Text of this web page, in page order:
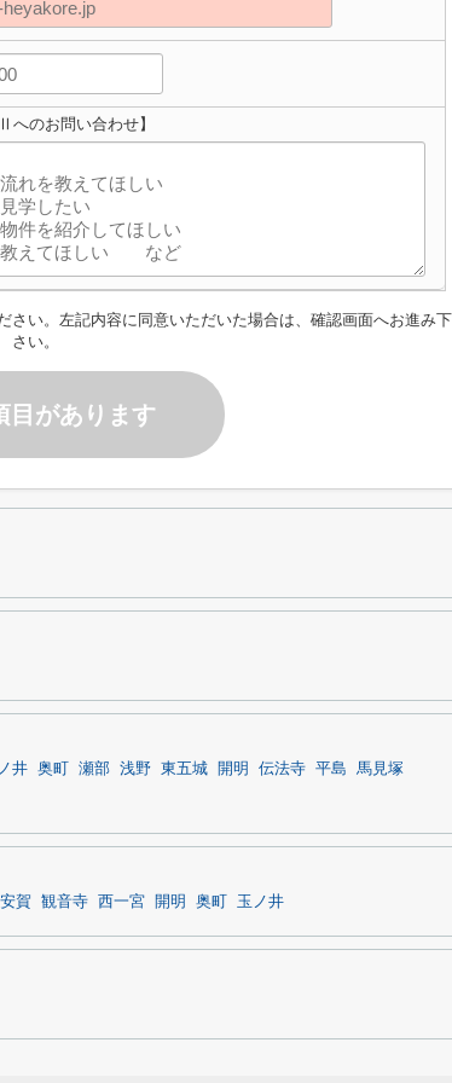
へのお問い合わせ】
さい。左記内容に同意いただいた場合は、確認画面へお進み下
さい。
目があります
井 奥町 瀬部 浅野 東五城 開明 伝法寺 平島
馬見塚
賀 観音寺 西一宮 開明 奥町 玉ノ井